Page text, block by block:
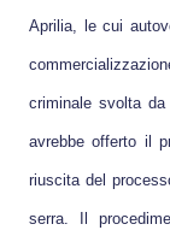
Aprilia, le cui
criminale svolta da
avrebbe offerto il
riuscita del
serra. Il